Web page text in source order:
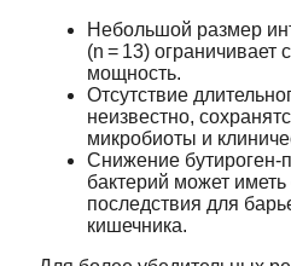
Небольшой размер
(n = 13) ограничивает
мощность.
Отсутствие
неизвестно,
микробиоты и
Снижение
бактерий может
последствия для
кишечника.